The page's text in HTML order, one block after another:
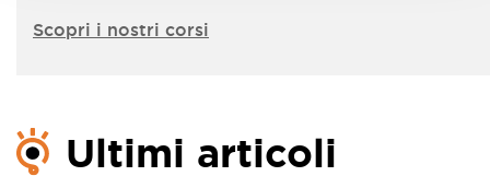
Scopri i nostri corsi
Ultimi articoli